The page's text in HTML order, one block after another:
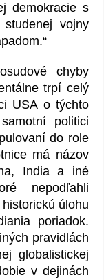
demokracie s
studenej vojny
chyby
trpí celý
USA o týchto
politici
do role
má názov
India a iné
nepodľahli
úlohu
poriadok.
pravidlách
globalistickej
v dejinách